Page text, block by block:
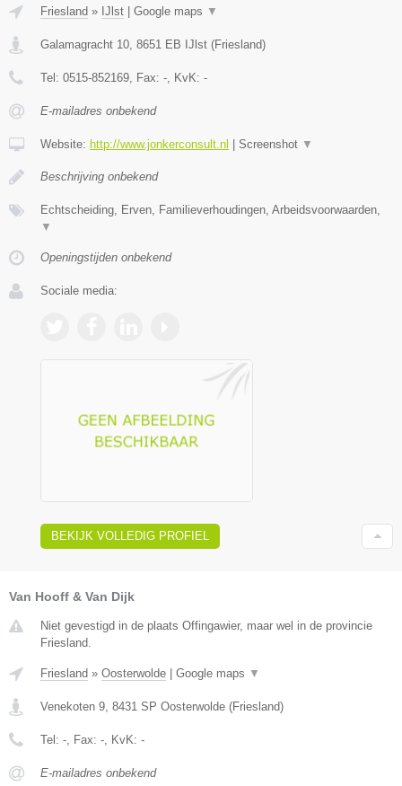
Friesland » IJlst Google maps ▼
Galamagracht 10, 8651 EB IJlst (Friesland)
Tel: 0515-852169, Fax: -, KvK: -
E-mailadres onbekend
Website: http://www.jonkerconsult.nl Screenshot ▼
Beschrijving onbekend
Echtscheiding, Erven, Familieverhoudingen, Arbeidsvoorwaarden,
▼
Openingstijden onbekend
Sociale media:
BEKIJK VOLLEDIG PROFIEL
Van Hooff & Van Dijk
Niet gevestigd in de plaats Offingawier, maar wel in de provincie
Friesland.
Friesland » Oosterwolde Google maps ▼
Venekoten 9, 8431 SP Oosterwolde (Friesland)
Tel: -, Fax: -, KvK: -
E-mailadres onbekend